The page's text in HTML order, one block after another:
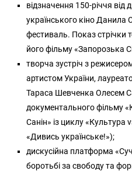
відзначення 150-річчя
українського кіно Данила
фестиваль. Показ стрічки
його фільму «Запорозька
творча зустріч з
артистом України,
Тараса Шевченка Олесем
документального фільму
Санін» із циклу «Культура
«Дивись українське!»);
дискусійна платформа
боротьбі за свободу та